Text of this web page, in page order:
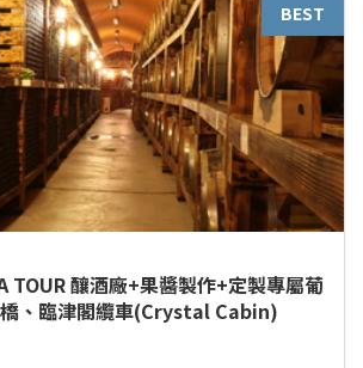
BEST
TOUR 釀酒廠+果醬製作+定製專屬葡
、臨津閣纜車(Crystal Cabin)